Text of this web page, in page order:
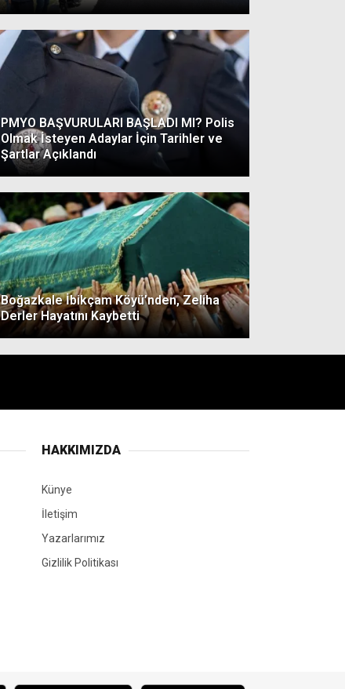
PMYO BAŞVURULARI BAŞLADI MI? Polis
Olmak İsteyen Adaylar İçin Tarihler ve
Şartlar Açıklandı
Boğazkale İbikçam Köyü’nden, Zeliha
Derler Hayatını Kaybetti
HAKKIMIZDA
Künye
İletişim
Yazarlarımız
Gizlilik Politikası